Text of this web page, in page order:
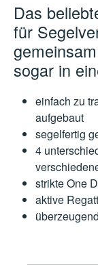
Das
für
sogar in
einfach zu
aufgebaut
segelfertig
4
strikte One
aktive